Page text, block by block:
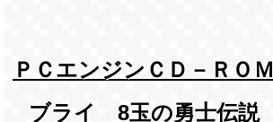
ＰＣエンジンＣＤ－ＲＯＭ
ブライ 8玉の勇士伝説